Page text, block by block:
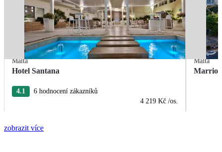
Malta
Hotel Santana
4.1
6 hodnocení zákazníků
4 219 Kč /os.
Malta
zobrazit více